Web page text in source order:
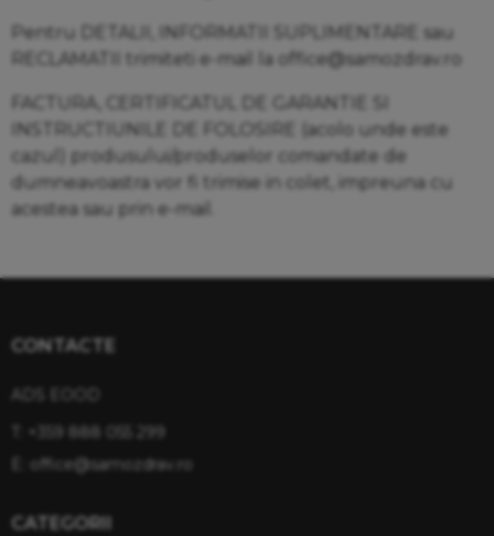
Pentru DETALII, INFORMATII SUPLIMENTARE sau
RECLAMATII trimiteti e-mail la office@samozdrav.ro
FACTURA, CERTIFICATUL DE GARANTIE SI
INSTRUCTIUNILE DE FOLOSIRE (acolo unde este
cazul) produsului/produselor comandate de
dumneavoastra vor fi trimise in colet, impreuna cu
acestea sau prin e-mail.
CONTACTE
+359 888 055 299
office@samozdrav.ro
CATEGORII